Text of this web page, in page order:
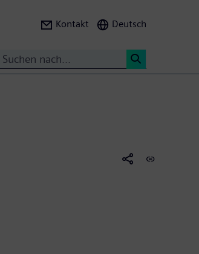
Kontakt Deutsch